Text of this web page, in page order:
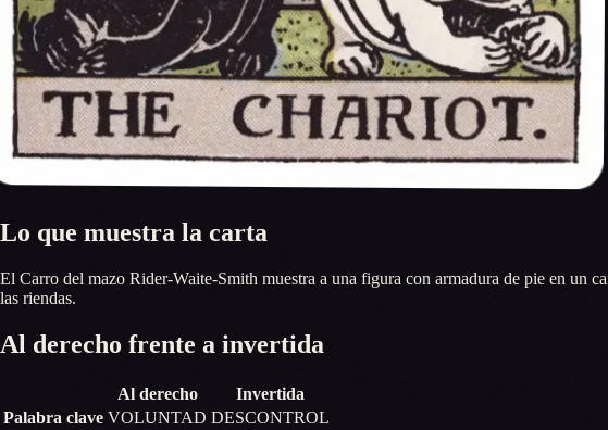
Lo que muestra la carta
El Carro del mazo Rider-Waite-Smith muestra a una figura con armadura de pie en un
las riendas.
Al derecho frente a invertida
Al derecho
Invertida
Palabra clave VOLUNTAD DESCONTROL